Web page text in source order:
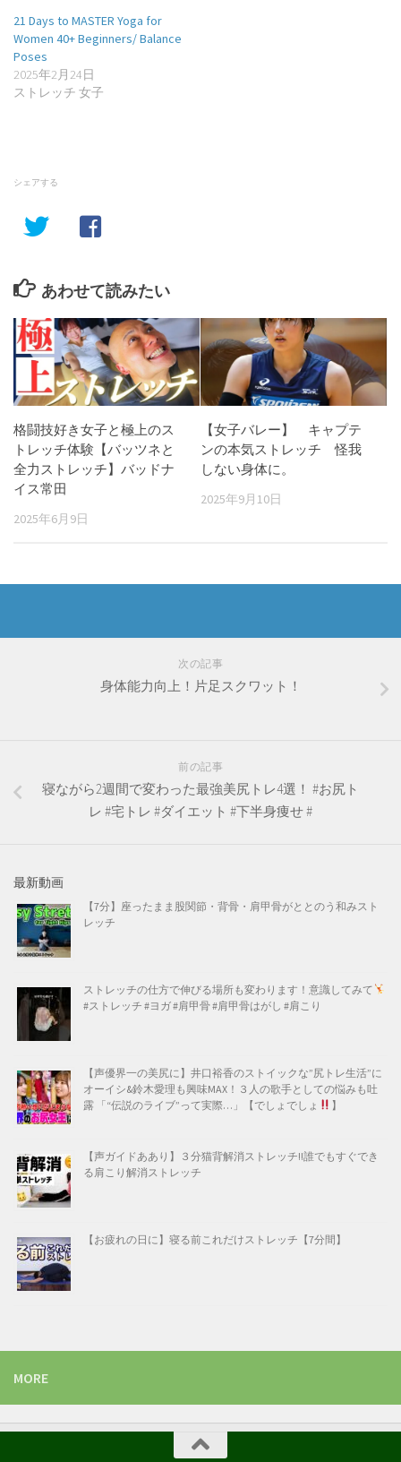
21 Days to MASTER Yoga for
Women 40+ Beginners/ Balance
Poses
2025年2月24日
ストレッチ 女子
シェアする
あわせて読みたい
格闘技好き女子と極上のス
トレッチ体験【バッツネと
全力ストレッチ】バッドナ
イス常田
2025年6月9日
【女子バレー】 キャプテ
ンの本気ストレッチ 怪我
しない身体に。
2025年9月10日
次の記事
身体能力向上！片足スクワット！
前の記事
寝ながら2週間で変わった最強美尻トレ4選！ #お尻ト
レ #宅トレ #ダイエット #下半身痩せ #
最新動画
【7分】座ったまま股関節・背骨・肩甲骨がととのう和みスト
レッチ
ストレッチの仕方で伸びる場所も変わります！意識してみて
#ストレッチ #ヨガ #肩甲骨 #肩甲骨はがし #肩こり
【声優界一の美尻に】井口裕香のストイックな”尻トレ生活”に
オーイシ&鈴木愛理も興味MAX！３人の歌手としての悩みも吐
露 「“伝説のライブ”って実際…」【でしょでしょ
】
【声ガイドああり】３分猫背解消ストレッチ!!誰でもすぐでき
る肩こり解消ストレッチ
【お疲れの日に】寝る前これだけストレッチ【7分間】
MORE